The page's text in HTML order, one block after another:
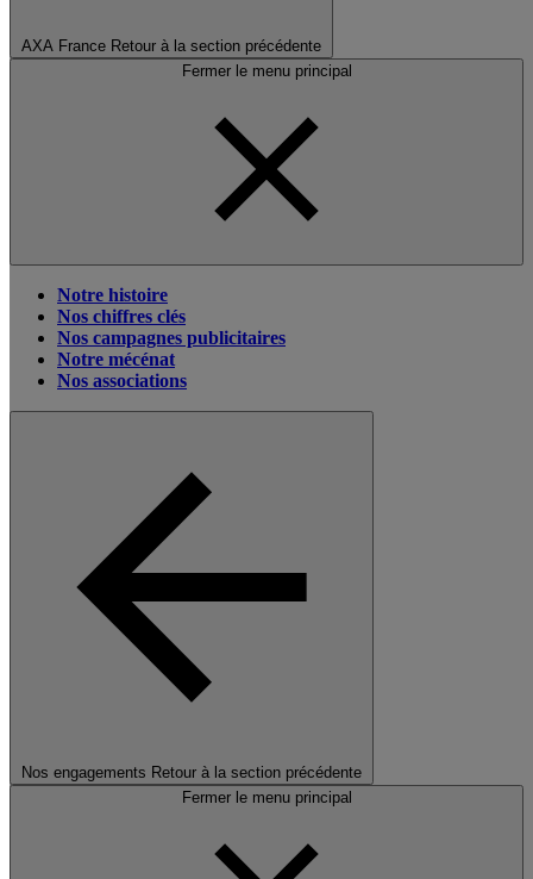
AXA France Retour à la section précédente
Fermer le menu principal
Notre histoire
Nos chiffres clés
Nos campagnes publicitaires
Notre mécénat
Nos associations
Nos engagements Retour à la section précédente
Fermer le menu principal